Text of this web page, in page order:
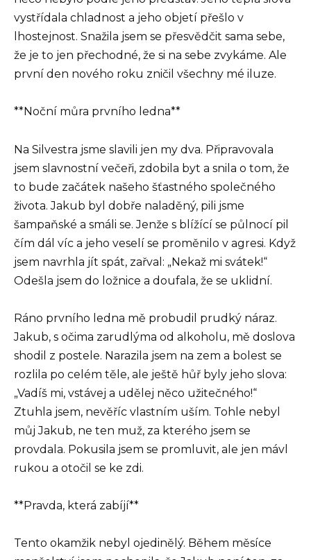
vystřídala chladnost a jeho objetí přešlo v
lhostejnost. Snažila jsem se přesvědčit sama sebe,
že je to jen přechodné, že si na sebe zvykáme. Ale
první den nového roku zničil všechny mé iluze.
**Noční můra prvního ledna**
Na Silvestra jsme slavili jen my dva. Připravovala
jsem slavnostní večeři, zdobila byt a snila o tom, že
to bude začátek našeho šťastného společného
života. Jakub byl dobře naladěný, pili jsme
šampaňské a smáli se. Jenže s blížící se půlnocí pil
čím dál víc a jeho veselí se proměnilo v agresi. Když
jsem navrhla jít spát, zařval: „Nekaž mi svátek!“
Odešla jsem do ložnice a doufala, že se uklidní.
Ráno prvního ledna mě probudil prudký náraz.
Jakub, s očima zarudlýma od alkoholu, mě doslova
shodil z postele. Narazila jsem na zem a bolest se
rozlila po celém těle, ale ještě hůř byly jeho slova:
„Vadíš mi, vstávej a udělej něco užitečného!“
Ztuhla jsem, nevěříc vlastním uším. Tohle nebyl
můj Jakub, ne ten muž, za kterého jsem se
provdala. Pokusila jsem se promluvit, ale jen mávl
rukou a otočil se ke zdi.
**Pravda, která zabíjí**
Tento okamžik nebyl ojedinělý. Během měsíce